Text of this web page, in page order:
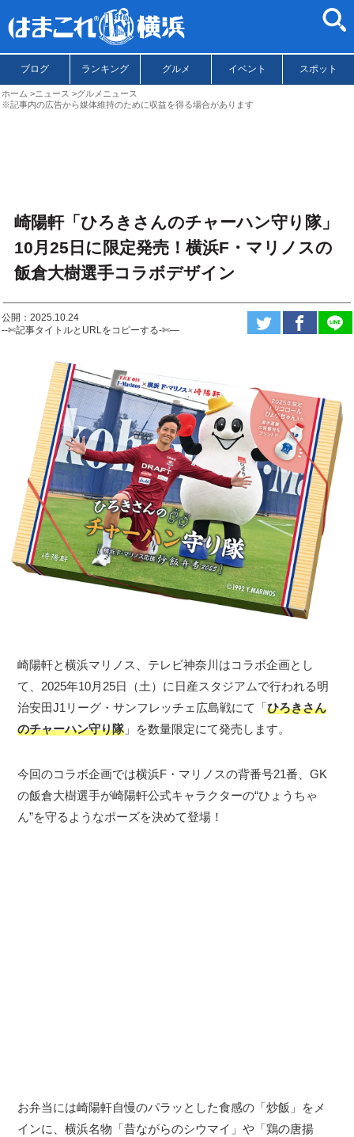
ブログ ランキング グルメ イベント スポット
ホーム ニュース
グルメニュース
※記事内の広告から媒体維持のために収益を得る場合があります
崎陽軒「ひろきさんのチャーハン守り隊」
10月25日に限定発売！横浜F・マリノスの
飯倉大樹選手コラボデザイン
公開：2025.10.24
--✄記事タイトルとURLをコピーする-✄—
崎陽軒と横浜マリノス、テレビ神奈川はコラボ企画とし
て、2025年10月25日（土）に日産スタジアムで行われる明
治安田J1リーグ・サンフレッチェ広島戦にて「ひろきさん
のチャーハン守り隊」を数量限定にて発売します。
今回のコラボ企画では横浜F・マリノスの背番号21番、GK
の飯倉大樹選手が崎陽軒公式キャラクターの“ひょうちゃ
ん”を守るようなポーズを決めて登場！
お弁当には崎陽軒自慢のパラッとした食感の「炒飯」をメ
インに、横浜名物「昔ながらのシウマイ」や「鶏の唐揚